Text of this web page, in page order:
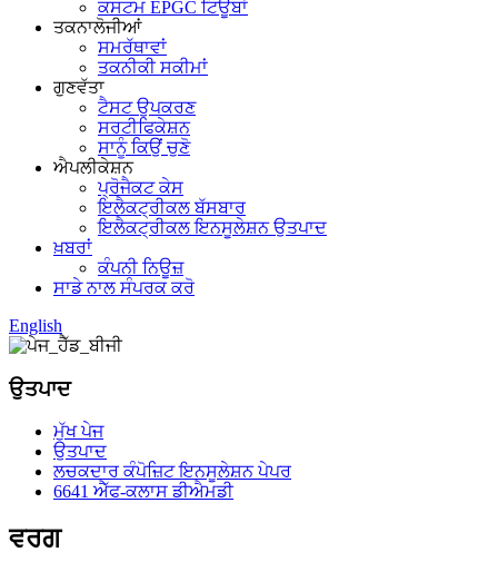
ਕਸਟਮ EPGC ਟਿਊਬਾਂ
ਤਕਨਾਲੋਜੀਆਂ
ਸਮਰੱਥਾਵਾਂ
ਤਕਨੀਕੀ ਸਕੀਮਾਂ
ਗੁਣਵੱਤਾ
ਟੈਸਟ ਉਪਕਰਣ
ਸਰਟੀਫਿਕੇਸ਼ਨ
ਸਾਨੂੰ ਕਿਉਂ ਚੁਣੋ
ਐਪਲੀਕੇਸ਼ਨ
ਪ੍ਰੋਜੈਕਟ ਕੇਸ
ਇਲੈਕਟ੍ਰੀਕਲ ਬੱਸਬਾਰ
ਇਲੈਕਟ੍ਰੀਕਲ ਇਨਸੂਲੇਸ਼ਨ ਉਤਪਾਦ
ਖ਼ਬਰਾਂ
ਕੰਪਨੀ ਨਿਊਜ਼
ਸਾਡੇ ਨਾਲ ਸੰਪਰਕ ਕਰੋ
English
ਉਤਪਾਦ
ਮੁੱਖ ਪੇਜ
ਉਤਪਾਦ
ਲਚਕਦਾਰ ਕੰਪੋਜ਼ਿਟ ਇਨਸੂਲੇਸ਼ਨ ਪੇਪਰ
6641 ਐੱਫ-ਕਲਾਸ ਡੀਐਮਡੀ
ਵਰਗ